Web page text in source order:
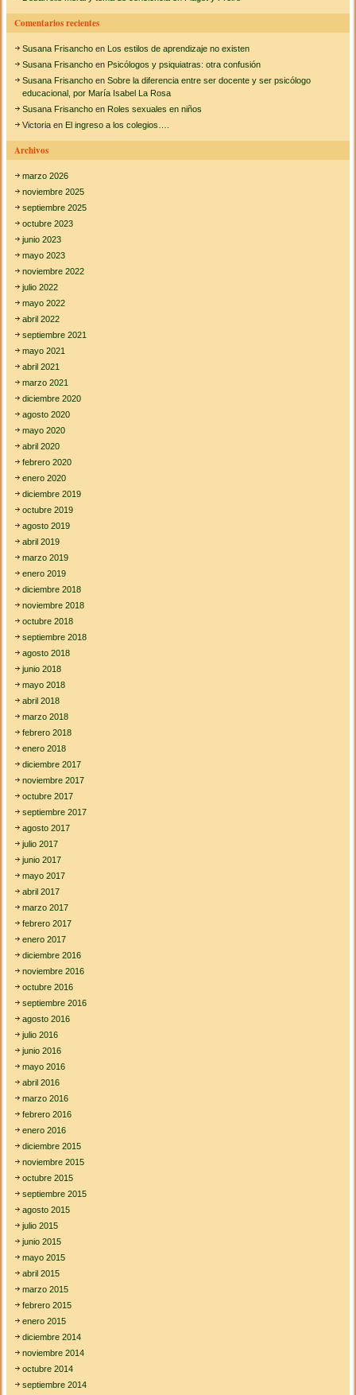
Comentarios recientes
Susana Frisancho enLos estilos de aprendizaje no existen
Susana Frisancho enPsicólogos y psiquiatras: otra confusión
Susana Frisancho enSobre la diferencia entre ser docente y ser psicólogo
educacional, por María Isabel La Rosa
Susana Frisancho enRoles sexuales en niños
Victoria enEl ingreso a los colegios….
Archivos
marzo 2026
noviembre 2025
septiembre 2025
octubre 2023
junio 2023
mayo 2023
noviembre 2022
julio 2022
mayo 2022
abril 2022
septiembre 2021
mayo 2021
abril 2021
marzo 2021
diciembre 2020
agosto 2020
mayo 2020
abril 2020
febrero 2020
enero 2020
diciembre 2019
octubre 2019
agosto 2019
abril 2019
marzo 2019
enero 2019
diciembre 2018
noviembre 2018
octubre 2018
septiembre 2018
agosto 2018
junio 2018
mayo 2018
abril 2018
marzo 2018
febrero 2018
enero 2018
diciembre 2017
noviembre 2017
octubre 2017
septiembre 2017
agosto 2017
julio 2017
junio 2017
mayo 2017
abril 2017
marzo 2017
febrero 2017
enero 2017
diciembre 2016
noviembre 2016
octubre 2016
septiembre 2016
agosto 2016
julio 2016
junio 2016
mayo 2016
abril 2016
marzo 2016
febrero 2016
enero 2016
diciembre 2015
noviembre 2015
octubre 2015
septiembre 2015
agosto 2015
julio 2015
junio 2015
mayo 2015
abril 2015
marzo 2015
febrero 2015
enero 2015
diciembre 2014
noviembre 2014
octubre 2014
septiembre 2014